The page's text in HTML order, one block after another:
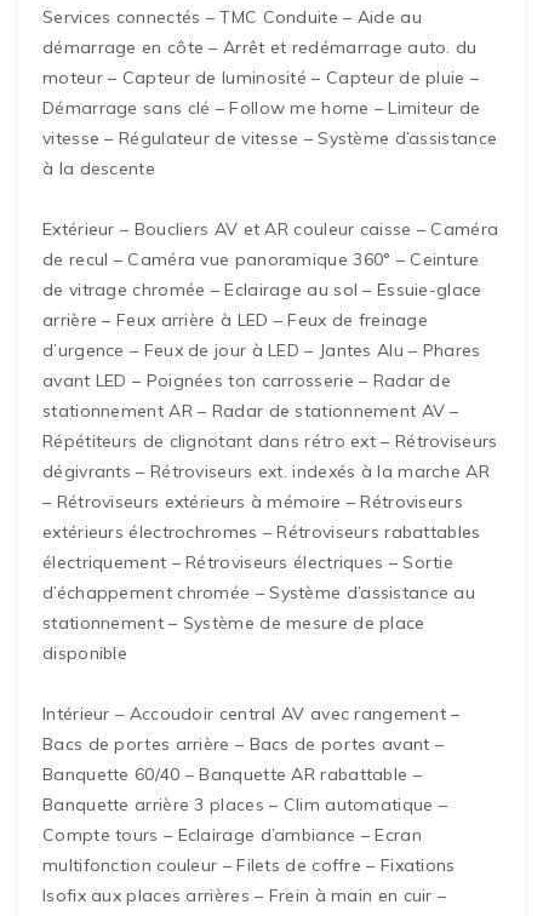
Services connectés – TMC Conduite – Aide au
démarrage en côte – Arrêt et redémarrage auto. du
moteur – Capteur de luminosité – Capteur de pluie –
Démarrage sans clé – Follow me home – Limiteur de
vitesse – Régulateur de vitesse – Système d’assistance
à la descente
Extérieur – Boucliers AV et AR couleur caisse – Caméra
de recul – Caméra vue panoramique 360° – Ceinture
de vitrage chromée – Eclairage au sol – Essuie-glace
arrière – Feux arrière à LED – Feux de freinage
d’urgence – Feux de jour à LED – Jantes Alu – Phares
avant LED – Poignées ton carrosserie – Radar de
stationnement AR – Radar de stationnement AV –
Répétiteurs de clignotant dans rétro ext – Rétroviseurs
dégivrants – Rétroviseurs ext. indexés à la marche AR
– Rétroviseurs extérieurs à mémoire – Rétroviseurs
extérieurs électrochromes – Rétroviseurs rabattables
électriquement – Rétroviseurs électriques – Sortie
d’échappement chromée – Système d’assistance au
stationnement – Système de mesure de place
disponible
Intérieur – Accoudoir central AV avec rangement –
Bacs de portes arrière – Bacs de portes avant –
Banquette 60/40 – Banquette AR rabattable –
Banquette arrière 3 places – Clim automatique –
Compte tours – Eclairage d’ambiance – Ecran
multifonction couleur – Filets de coffre – Fixations
Isofix aux places arrières – Frein à main en cuir –